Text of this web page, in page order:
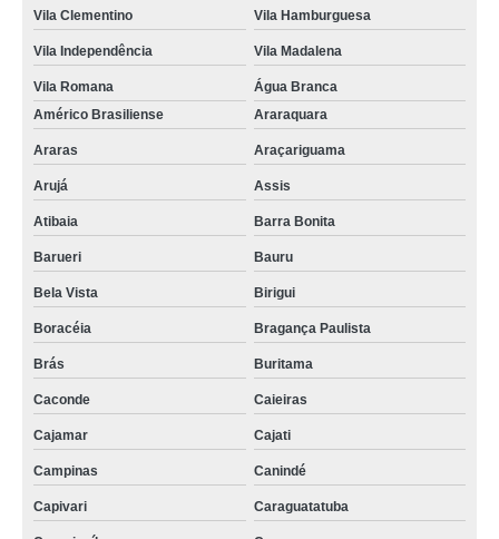
Vila Clementino Vila Hamburguesa
Vila Independência Vila Madalena
Vila Romana
Água Branca
Américo Brasiliense
Araraquara
Araras Araçariguama
Arujá Assis
Atibaia Barra Bonita
Barueri Bauru
Bela Vista Birigui
Boracéia Bragança Paulista
Brás Buritama
Caconde Caieiras
Cajamar Cajati
Campinas Canindé
Capivari Caraguatatuba